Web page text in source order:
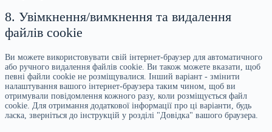
8. Увімкнення/вимкнення та видалення
файлів cookie
Ви можете використовувати свій інтернет-браузер для автоматичного
або ручного видалення файлів cookie. Ви також можете вказати, щоб
певні файли cookie не розміщувалися. Інший варіант - змінити
налаштування вашого інтернет-браузера таким чином, щоб ви
отримували повідомлення кожного разу, коли розміщується файл
cookie. Для отримання додаткової інформації про ці варіанти, будь
ласка, зверніться до інструкцій у розділі "Довідка" вашого браузера.